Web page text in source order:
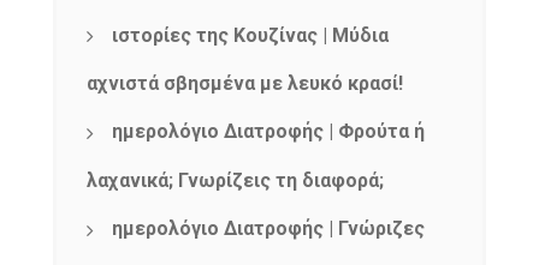
ιστορίες της Κουζίνας | Μύδια
αχνιστά σβησμένα με λευκό κρασί!
ημερολόγιο Διατροφής | Φρούτα ή
λαχανικά; Γνωρίζεις τη διαφορά;
ημερολόγιο Διατροφής | Γνώριζες